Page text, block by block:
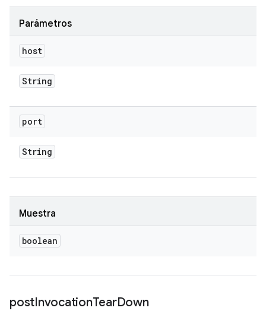
Parámetros
host
String
port
String
Muestra
boolean
postInvocationTearDown